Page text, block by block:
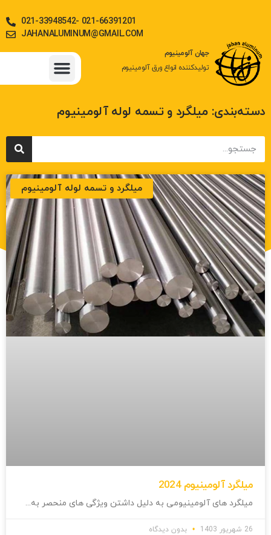
021-33948542- 021-66391201
JAHANALUMINUM@GMAIL.COM
جهان آلومینیوم
تولیدکننده انواع ورق آلومینیوم
دسته‌بندی: میلگرد و تسمه لوله آلومینیوم
میلگرد و تسمه لوله آلومینیوم
میلگرد آلومینیوم 2024
میلگرد های آلومینیومی به دلیل داشتن ویژگی های منحصر به
26 شهریور 1403 بدون دیدگاه